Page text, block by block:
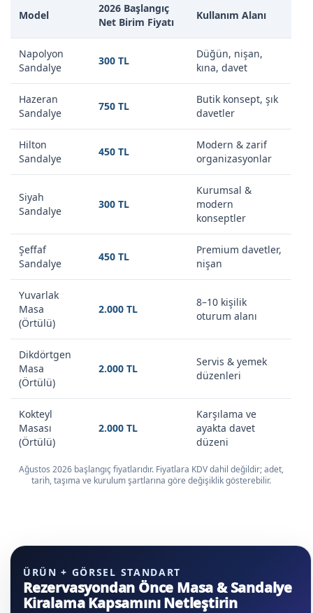
Model
2026 Başlangıç
Net Birim Fiyatı
Kullanım Alanı
Napolyon
Sandalye
300 TL
Düğün, nişan,
kına, davet
Hazeran
Sandalye
750 TL
Butik konsept, şık
davetler
Hilton
Sandalye
450 TL
Modern & zarif
organizasyonlar
Siyah
Sandalye
300 TL
Kurumsal &
modern
konseptler
Şeffaf
Sandalye
450 TL
Premium davetler,
nişan
Yuvarlak
Masa
(Örtülü)
2.000 TL
8–10 kişilik
oturum alanı
Dikdörtgen
Masa
(Örtülü)
2.000 TL
Servis & yemek
düzenleri
Kokteyl
Masası
(Örtülü)
2.000 TL
Karşılama ve
ayakta davet
düzeni
Ağustos 2026 başlangıç fiyatlarıdır. Fiyatlara KDV dahil değildir; adet,
tarih, taşıma ve kurulum şartlarına göre değişiklik gösterebilir.
ÜRÜN + GÖRSEL STANDART
Rezervasyondan Önce Masa & Sandalye
Kiralama Kapsamını Netleştirin